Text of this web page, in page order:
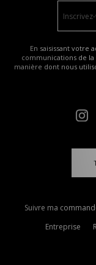
En saisissant votre
communications de
manière dont nous
Suivre ma
Entreprise